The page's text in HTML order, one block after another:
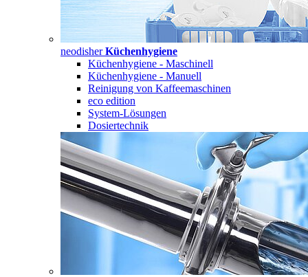
neodisherKüchenhygiene
Küchenhygiene - Maschinell
Küchenhygiene - Manuell
Reinigung von Kaffeemaschinen
eco edition
System-Lösungen
Dosiertechnik